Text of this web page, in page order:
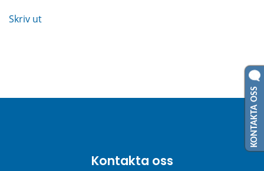
Skriv ut
Kontakta oss
KONTAKTA OSS